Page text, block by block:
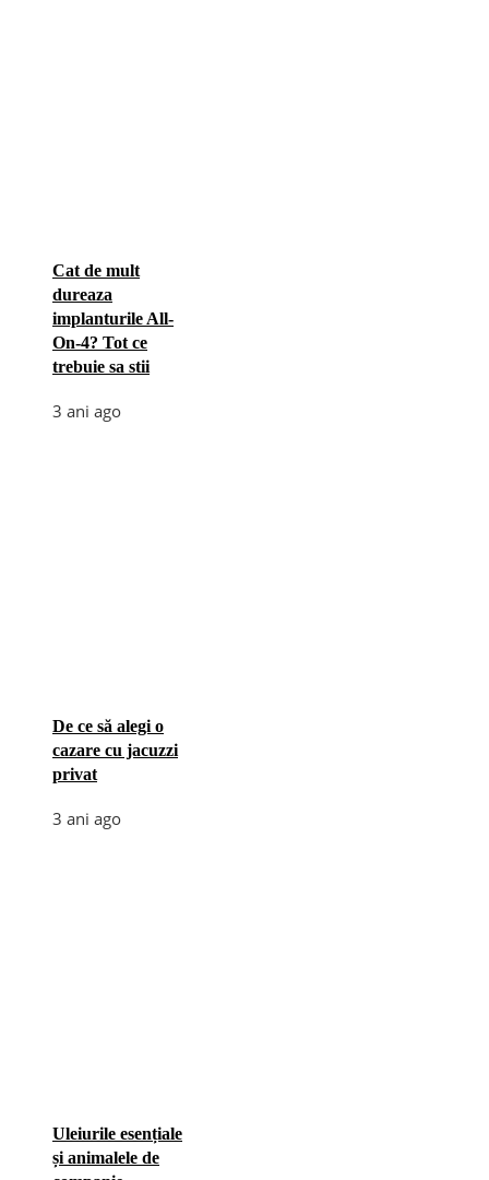
Cat de mult
dureaza
implanturile All-
On-4? Tot ce
trebuie sa stii
3 ani ago
De ce să alegi o
cazare cu jacuzzi
privat
3 ani ago
Uleiurile esențiale
și animalele de